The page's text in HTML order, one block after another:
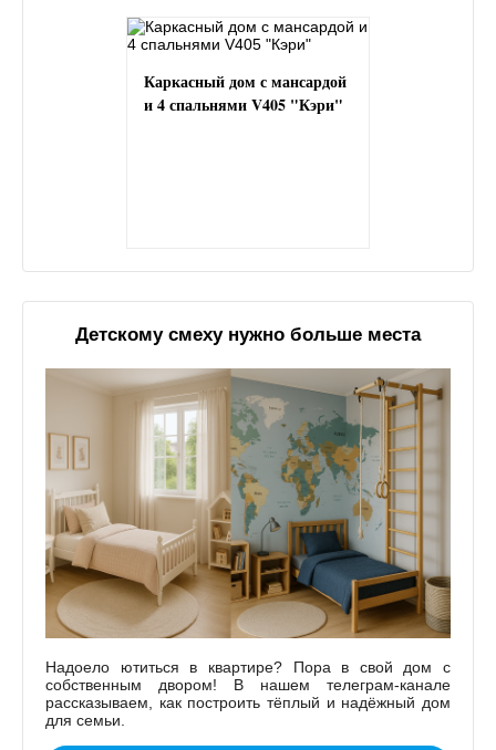
Каркасный дом с мансардой
и 4 спальнями V405 "Кэри"
Детскому смеху нужно больше места
Надоело ютиться в квартире? Пора в свой дом с
собственным двором! В нашем телеграм-канале
рассказываем, как построить тёплый и надёжный дом
для семьи.